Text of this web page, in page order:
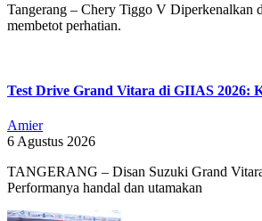
Tangerang – Chery Tiggo V Diperkenalkan
membetot perhatian.
Test Drive Grand Vitara di GIIAS 2026:
Amier
6 Agustus 2026
TANGERANG – Disan Suzuki Grand
Performanya handal dan utamakan